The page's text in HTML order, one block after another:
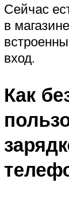
Сейчас
в
вход.
Как